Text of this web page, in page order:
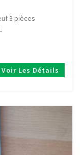
3 pièces
Voir Les Détails